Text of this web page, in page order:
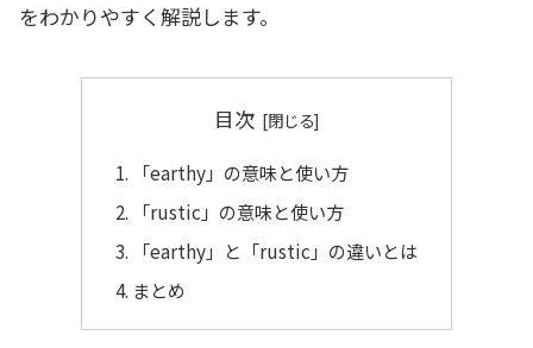
をわかりやすく解説します。
目次
「earthy」の意味と使い方
「rustic」の意味と使い方
「earthy」と「rustic」の違いとは
まとめ